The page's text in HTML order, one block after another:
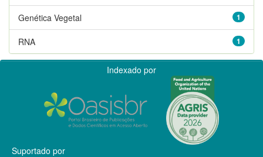
1
Genética Vegetal
1
RNA
Indexado por
Suportado por